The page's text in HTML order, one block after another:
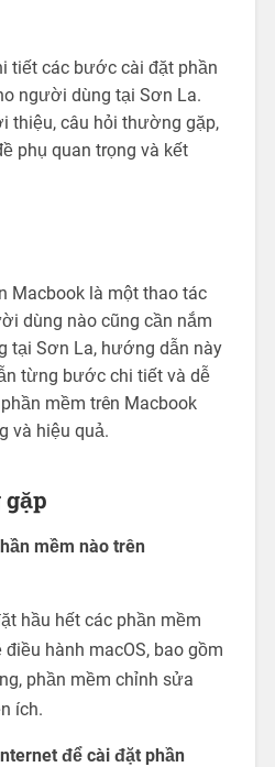
tiết các bước cài đặt phần
người dùng tại Sơn La.
thiệu, câu hỏi thường gặp,
phụ quan trọng và kết
Macbook là một thao tác
dùng nào cũng cần nắm
tại Sơn La, hướng dẫn này
từng bước chi tiết và dễ
mềm trên Macbook
và hiệu quả.
mềm nào trên
hầu hết các phần mềm
hành macOS, bao gồm
phần mềm chỉnh sửa
ích.
để cài đặt phần